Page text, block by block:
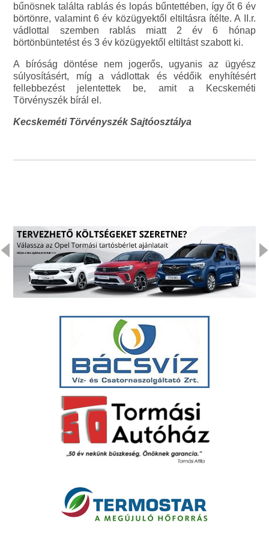
bűnösnek találta rablás és lopás bűntettében, így őt 6 év
börtönre, valamint 6 év közügyektől eltiltásra ítélte. A II.r.
vádlottal szemben rablás miatt 2 év 6 hónap
börtönbüntetést és 3 év közügyektől eltiltást szabott ki.
A bíróság döntése nem jogerős, ugyanis az ügyész
súlyosításért, míg a vádlottak és védőik enyhítésért
fellebbezést jelentettek be, amit a Kecskeméti
Törvényszék bírál el.
Kecskeméti Törvényszék Sajtóosztálya